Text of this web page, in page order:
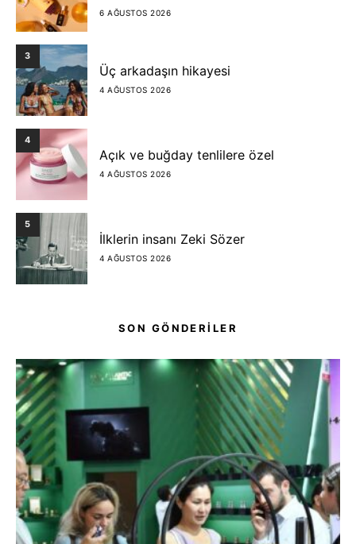
6 AĞUSTOS 2026
3
Üç arkadaşın hikayesi
4 AĞUSTOS 2026
4
Açık ve buğday tenlilere özel
4 AĞUSTOS 2026
5
İlklerin insanı Zeki Sözer
4 AĞUSTOS 2026
SON GÖNDERİLER